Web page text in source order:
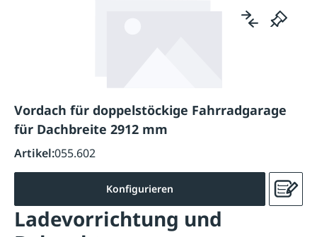
Vordach für doppelstöckige Fahrradgarage
für Dachbreite 2912 mm
Artikel:055.602
Konfigurieren
Ladevorrichtung und